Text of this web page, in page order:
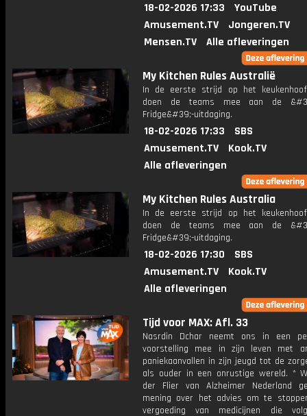
18-02-2026 17:33
YouTube
Amusement.TV
Jongeren.TV
Mensen.TV
Alle afleveringen
My Kitchen Rules Australië
In de eerste strijd op het
doen de teams mee aan de
Fridge&#39;-uitdaging.
18-02-2026 17:33
SBS
Amusement.TV
Kook.TV
Alle afleveringen
My Kitchen Rules Australia
In de eerste strijd op het
doen de teams mee aan de
Fridge&#39;-uitdaging.
18-02-2026 17:30
SBS
Amusement.TV
Kook.TV
Alle afleveringen
Tijd voor MAX: Afl. 33
Nasrdin Dchar neemt ons in een
voorstelling mee in zijn leven met
paniekaanvallen in zijn jeugd tot de
als ouder in een onrustige wereld. *
der Flier van Alzheimer Nederland
mening over het advies om te
vergoeding van medicijnen die